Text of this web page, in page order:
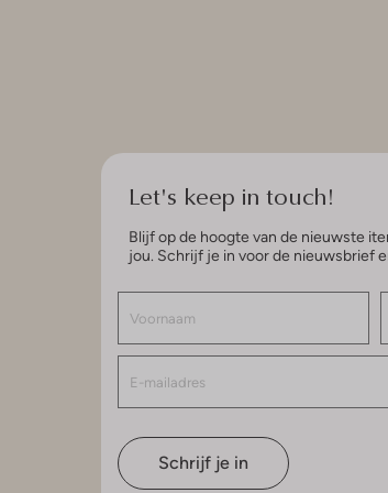
Let's keep in touch!
Blijf op de hoogte van de nieuwste
jou. Schrijf je in voor de nieuwsbrief
Schrijf je in